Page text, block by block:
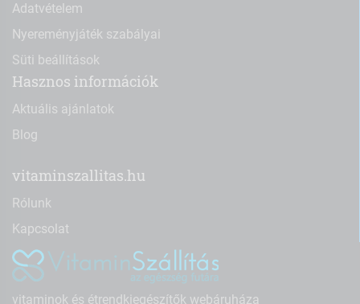
Adatvételem
Nyereményjáték szabályai
Süti beállítások
Hasznos információk
Aktuális ajánlatok
Blog
vitaminszallitas.hu
Rólunk
Kapcsolat
vitaminok és étrendkiegészítők webáruháza